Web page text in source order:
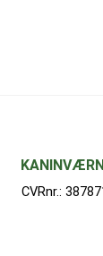
CVRnr.: